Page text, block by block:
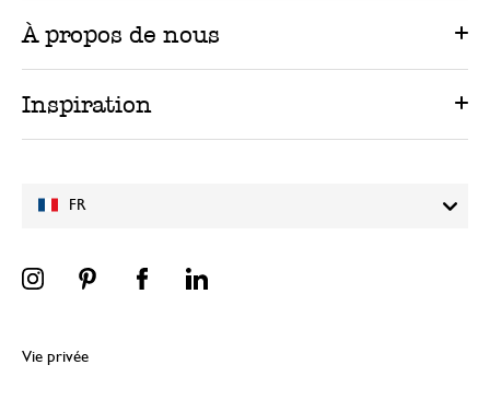
FR
À propos de nous
Inspiration
Vie privée